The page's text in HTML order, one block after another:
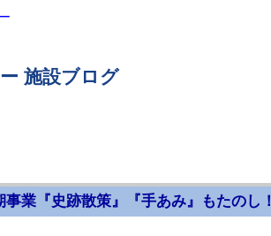
施設ブログ
事業『史跡散策』『手あみ』もたのし！